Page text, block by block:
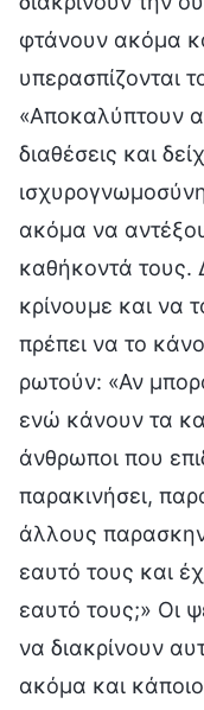
φτάνουν ακόμα
υπερασπίζονται
«Αποκαλύπτουν
διαθέσεις και
ακόμα να
καθήκοντά τους.
κρίνουμε και να
πρέπει να το
ρωτούν: «Αν
ενώ κάνουν τα
άνθρωποι που
παρακινήσει,
άλλους
εαυτό τους και
εαυτό τους;» Οι
να διακρίνουν
ακόμα και